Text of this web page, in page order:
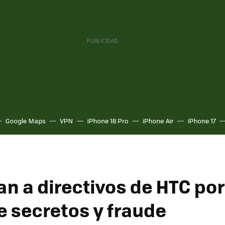
Google Maps VPN iPhone 18 Pro iPhone Air iPhone 17
a directivos de HTC por
secretos y fraude